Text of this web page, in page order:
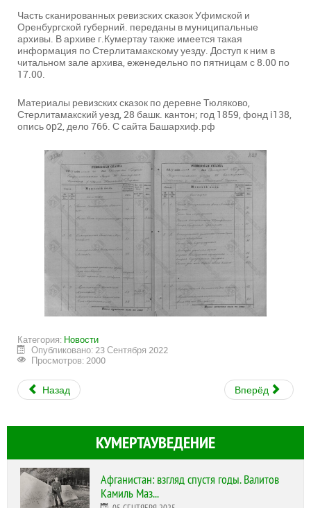
Часть сканированных ревизских сказок Уфимской и
Оренбургской губерний. переданы в муниципальные
архивы. В архиве г.Кумертау также имеется такая
информация по Стерлитамакскому уезду. Доступ к ним в
читальном зале архива, еженедельно по пятницам с 8.00 по
17.00.
Материалы ревизских сказок по деревне Тюляково,
Стерлитамакский уезд, 28 башк. кантон; год 1859, фонд i138,
опись op2, дело 766. С сайта Башархиф.рф
Категория: Новости
Опубликовано: 23 Сентября 2022
Просмотров: 2000
Назад Вперёд
КУМЕРТАУВЕДЕНИЕ
Афганистан: взгляд спустя годы. Валитов
Камиль Маз...